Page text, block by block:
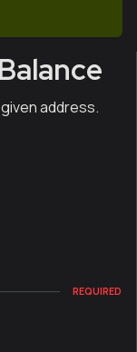
address.
REQUIRED